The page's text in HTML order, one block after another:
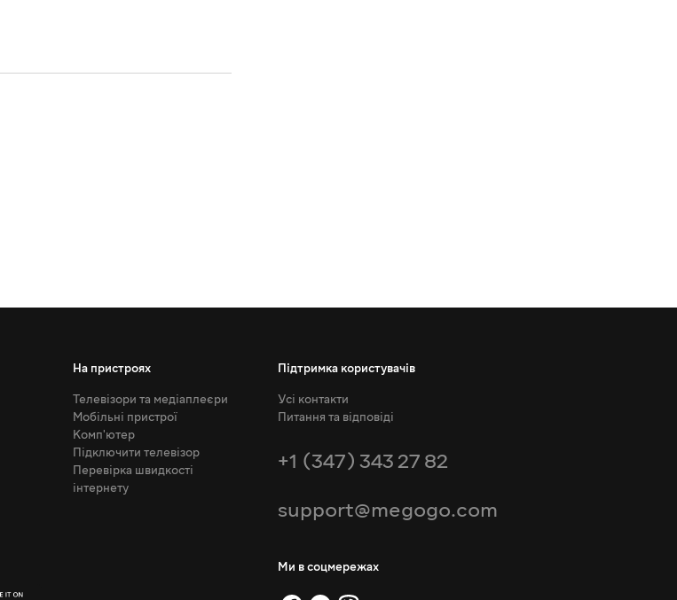
На пристроях
Телевізори та медіаплеєри
Мобільні пристрої
Комп'ютер
Підключити телевізор
Перевірка швидкості
інтернету
Підтримка користувачів
Усі контакти
Питання та відповіді
+1 (347) 343 27 82
support@megogo.com
Ми в соцмережах